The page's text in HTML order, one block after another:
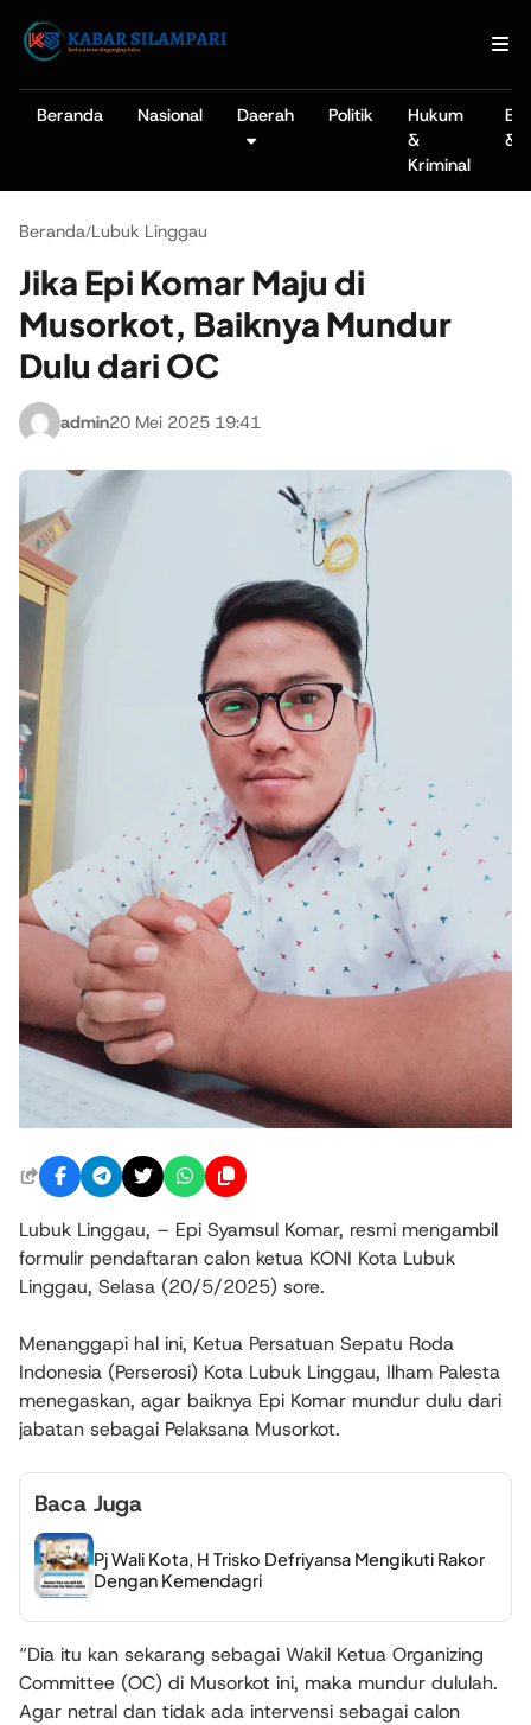
Beranda Nasional Daerah Politik
Hukum
&
Kriminal
&
Beranda/Lubuk Linggau
Jika Epi Komar Maju di
Musorkot, Baiknya Mundur
Dulu dari OC
admin20 Mei 2025 19:41
Lubuk Linggau, – Epi Syamsul Komar, resmi mengambil
formulir pendaftaran calon ketua KONI Kota Lubuk
Linggau, Selasa (20/5/2025) sore.
Menanggapi hal ini, Ketua Persatuan Sepatu Roda
Indonesia (Perserosi) Kota Lubuk Linggau, Ilham Palesta
menegaskan, agar baiknya Epi Komar mundur dulu dari
jabatan sebagai Pelaksana Musorkot.
Baca Juga
Pj Wali Kota, H Trisko Defriyansa Mengikuti Rakor
Dengan Kemendagri
“Dia itu kan sekarang sebagai Wakil Ketua Organizing
Committee (OC) di Musorkot ini, maka mundur dululah.
Agar netral dan tidak ada intervensi sebagai calon